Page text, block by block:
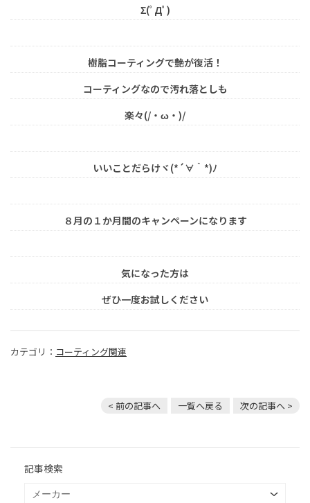
Σ(ﾟДﾟ)
樹脂コーティングで艶が復活！
コーティングなので汚れ落としも
楽々(/・ω・)/
いいことだらけヾ(*´∀｀*)ﾉ
８月の１か月間のキャンペーンになります
気になった方は
ぜひ一度お試しください
カテゴリ： コーティング関連
< 前の記事へ 一覧へ戻る 次の記事へ >
記事検索